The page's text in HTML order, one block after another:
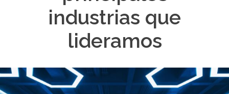
industrias que
lideramos